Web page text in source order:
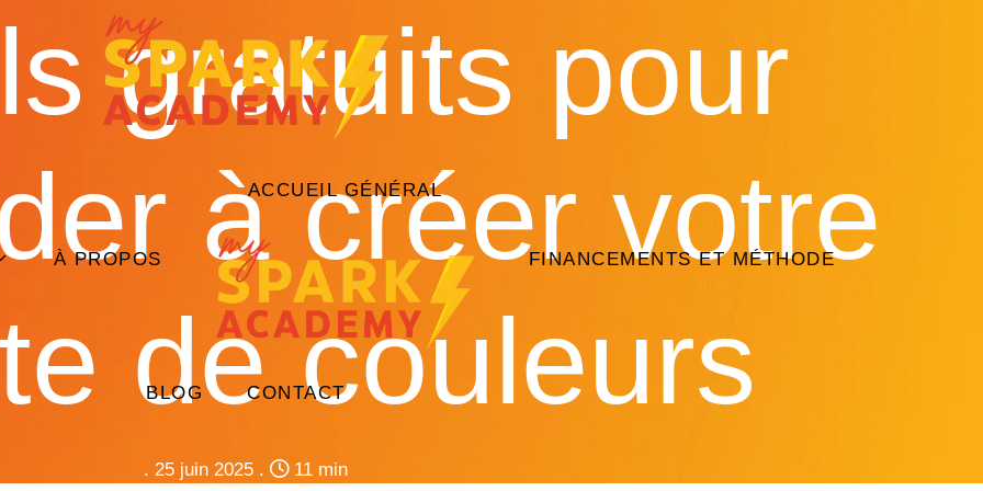
À PROPOS
ACCUEIL GÉNÉRAL
FINANCEMENTS ET MÉTHODE
BLOG CONTACT
gratuits pour
à créer votre
de couleurs
. 25 juin 2025 .
11 min